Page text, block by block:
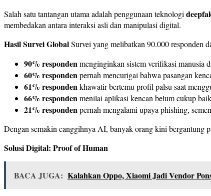
Salah satu tantangan utama adalah penggunaan teknologi
membedakan antara interaksi asli dan manipulasi digital.
Hasil Survei GlobalSurvei yang melibatkan 90.000 responden
90% respondenmenginginkan sistem verifikasi manusia
60% respondenpernah mencurigai bahwa pasangan
61% respondenkhawatir bertemu profil palsu saat
66% respondenmenilai aplikasi kencan belum cukup
21% respondenpernah mengalami upaya phishing,
Dengan semakin canggihnya AI, banyak orang kini bergantung
Solusi Digital: Proof of Human
BACA JUGA: Kalahkan Oppo, Xiaomi Jadi Vendor